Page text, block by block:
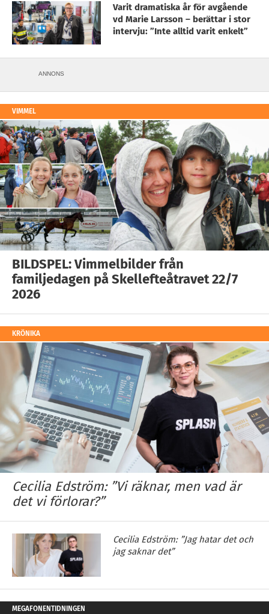
Varit dramatiska år för avgående
vd Marie Larsson – berättar i stor
intervju: ”Inte alltid varit enkelt”
ANNONS
VIMMEL
BILDSPEL: Vimmelbilder från
familjedagen på Skellefteåtravet 22/7
2026
KRÖNIKA
Cecilia Edström: ”Vi räknar, men vad är
det vi förlorar?”
Cecilia Edström: ”Jag hatar det och
jag saknar det”
MEGAFONENTIDNINGEN